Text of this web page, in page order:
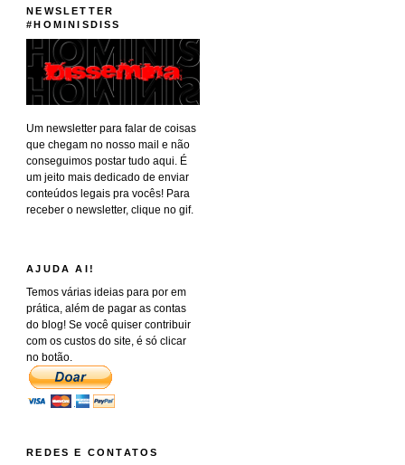
NEWSLETTER
#HOMINISDISS
Um newsletter para falar de coisas
que chegam no nosso mail e não
conseguimos postar tudo aqui. É
um jeito mais dedicado de enviar
conteúdos legais pra vocês! Para
receber o newsletter, clique no gif.
AJUDA AI!
Temos várias ideias para por em
prática, além de pagar as contas
do blog! Se você quiser contribuir
com os custos do site, é só clicar
no botão.
REDES E CONTATOS